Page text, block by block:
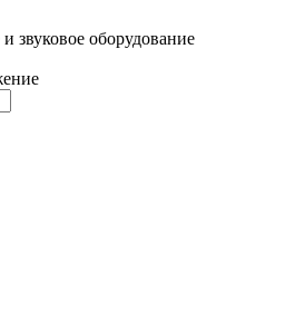
звуковое оборудование